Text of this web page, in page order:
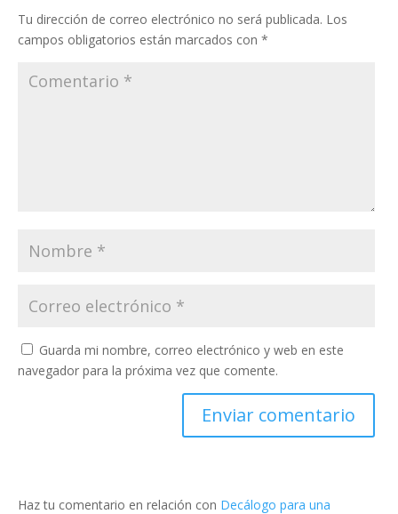
Tu dirección de correo electrónico no será publicada. Los
campos obligatorios están marcados con *
Guarda mi nombre, correo electrónico y web en este
navegador para la próxima vez que comente.
Haz tu comentario en relación con Decálogo para una